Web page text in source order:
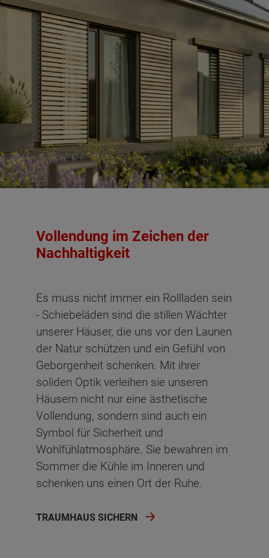
Vollendung im Zeichen der
Nachhaltigkeit
Es muss nicht immer ein Rollladen sein
- Schiebeläden sind die stillen Wächter
unserer Häuser, die uns vor den Launen
der Natur schützen und ein Gefühl von
Geborgenheit schenken. Mit ihrer
soliden Optik verleihen sie unseren
Häusern nicht nur eine ästhetische
Vollendung, sondern sind auch ein
Symbol für Sicherheit und
Wohlfühlatmosphäre. Sie bewahren im
Sommer die Kühle im Inneren und
schenken uns einen Ort der Ruhe.
TRAUMHAUS SICHERN